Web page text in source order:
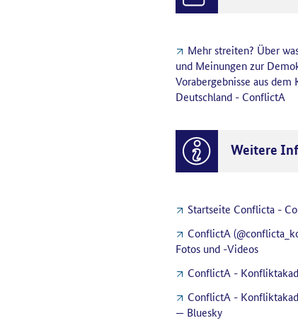
Mehr streiten? Über
und Meinungen zur
Vorabergebnisse aus
Deutschland - ConflictA
Weitere
Startseite Conflicta -
ConflictA
Fotos und -Videos
ConflictA -
ConflictA -
— Bluesky